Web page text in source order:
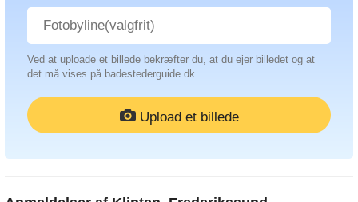
Ved at uploade et billede bekræfter du, at du ejer billedet og at
det må vises på badestederguide.dk
Upload et billede